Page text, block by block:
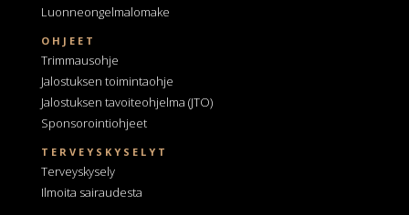
Luonneongelmalomake
OHJEET
Trimmausohje
Jalostuksen toimintaohje
Jalostuksen tavoiteohjelma (JTO)
Sponsorointiohjeet
TERVEYSKYSELYT
Terveyskysely
Ilmoita sairaudesta